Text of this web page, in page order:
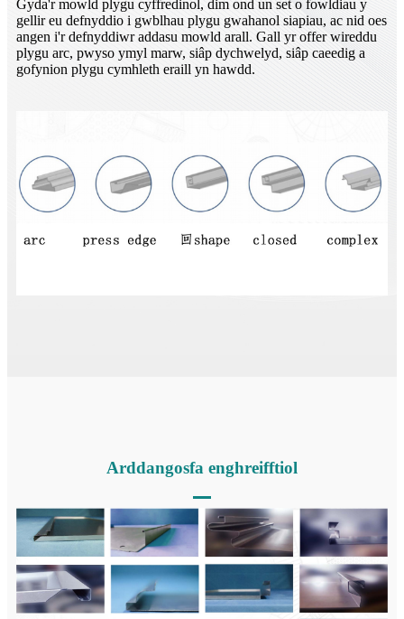
Gyda'r mowld plygu cyffredinol, dim ond un set o fowldiau y
gellir eu defnyddio i gwblhau plygu gwahanol siapiau, ac nid oes
angen i'r defnyddiwr addasu mowld arall. Gall yr offer wireddu
plygu arc, pwyso ymyl marw, siâp dychwelyd, siâp caeedig a
gofynion plygu cymhleth eraill yn hawdd.
Arddangosfa enghreifftiol